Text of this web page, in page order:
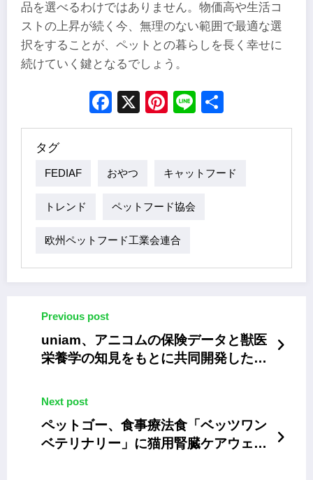
品を選べるわけではありません。物価高や生活コ
ストの上昇が続く今、無理のない範囲で最適な選
択をすることが、ペットとの暮らしを長く幸せに
続けていく鍵となるでしょう。
Facebook
X Pinterest
Line
タグ
FEDIAF おやつ キャットフード
トレンド ペットフード協会
欧州ペットフード工業会連合
Previous post
uniam、アニコムの保険データと獣医
栄養学の知見をもとに共同開発した猫
Next post
ペットゴー、食事療法食「ベッツワン
ベテリナリー」に猫用腎臓ケアウェッ